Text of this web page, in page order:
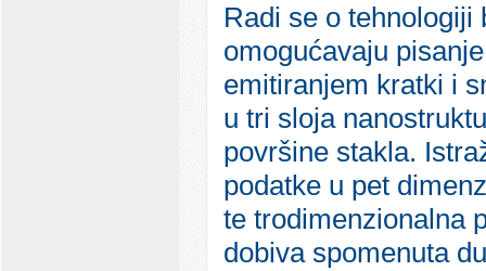
Radi se o tehnologiji
omogućavaju
emitiranjem kratki i
u tri sloja
površine stakla.
podatke u pet
te trodimenzionalna
dobiva spomenuta